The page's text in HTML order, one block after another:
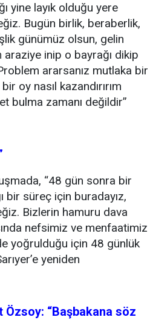
yine layık olduğu yere
Bugün birlik, beraberlik,
günümüz olsun, gelin
araziye inip o bayrağı dikip
ararsanız mutlaka bir
oy nasıl kazandırırım
bulma zamanı değildir”
“48 gün sonra bir
bir süreç için buradayız,
Bizlerin hamuru dava
nefsimiz ve menfaatimiz
yoğrulduğu için 48 günlük
yeniden
Özsoy: “Başbakana söz